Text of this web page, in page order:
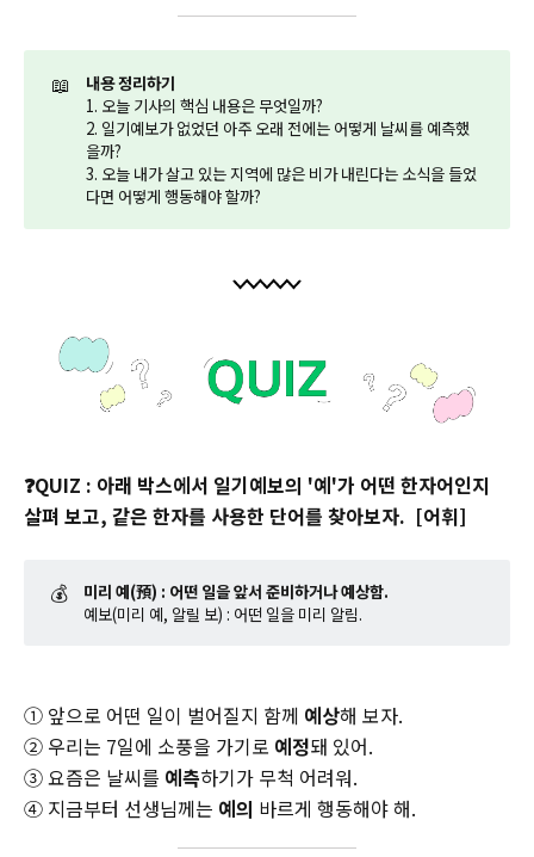
📖
내용 정리하기
1. 오늘 기사의 핵심 내용은 무엇일까?
2. 일기예보가 없었던 아주 오래 전에는 어떻게 날씨를 예측했
을까?
3. 오늘 내가 살고 있는 지역에 많은 비가 내린다는 소식을 들었
다면 어떻게 행동해야 할까?
❓QUIZ : 아래 박스에서 일기예보의 '예'가 어떤 한자어인지
살펴 보고, 같은 한자를 사용한 단어를 찾아보자. [어휘]
💰
미리 예(預) : 어떤 일을 앞서 준비하거나 예상함.
예보(미리 예, 알릴 보) : 어떤 일을 미리 알림.
① 앞으로 어떤 일이 벌어질지 함께 예상해 보자.
② 우리는 7일에 소풍을 가기로 예정돼 있어.
③ 요즘은 날씨를 예측하기가 무척 어려워.
④ 지금부터 선생님께는 예의 바르게 행동해야 해.